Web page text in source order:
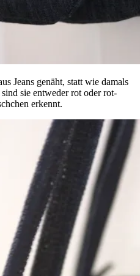
Jeans genäht, statt wie damals
sie entweder rot oder rot-
erkennt.